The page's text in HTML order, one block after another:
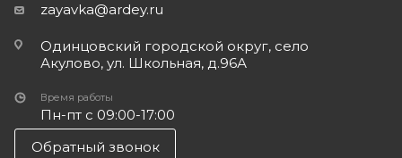
zayavka@ardey.ru
Одинцовский городской округ, село
Акулово, ул. Школьная, д.96А
Время работы
Пн-пт с 09:00-17:00
Обратный звонок